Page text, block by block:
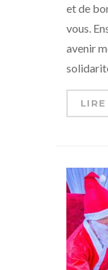
et de
vous.
avenir